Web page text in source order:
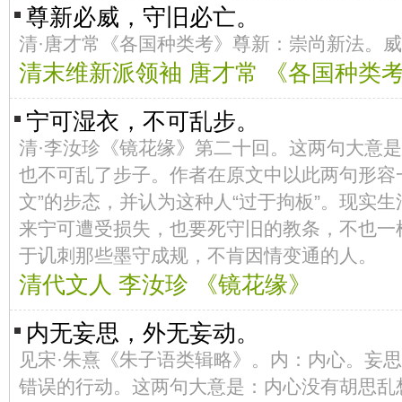
尊新必威，守旧必亡。
清·唐才常《各国种类考》尊新：崇尚新法。
清末维新派领袖 唐才常 《各国种类
宁可湿衣，不可乱步。
清·李汝珍《镜花缘》第二十回。这两句大意
也不可乱了步子。作者在原文中以此两句形容
文”的步态，并认为这种人“过于拘板”。现实
来宁可遭受损失，也要死守旧的教条，不也
于讥刺那些墨守成规，不肯因情变通的人。
清代文人 李汝珍 《镜花缘》
内无妄思，外无妄动。
见宋·朱熹《朱子语类辑略》。内：内心。妄
错误的行动。这两句大意是：内心没有胡思